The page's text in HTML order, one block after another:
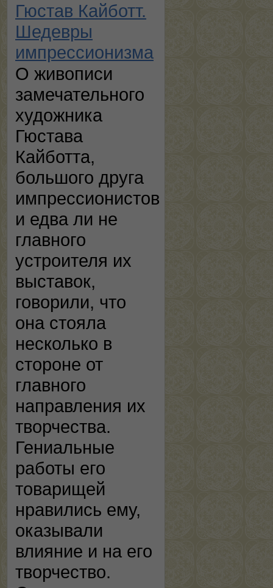
Гюстав Кайботт.
Шедевры
импрессионизма
О живописи
замечательного
художника
Гюстава
Кайботта,
большого друга
импрессионистов
и едва ли не
главного
устроителя их
выставок,
говорили, что
она стояла
несколько в
стороне от
главного
направления их
творчества.
Гениальные
работы его
товарищей
нравились ему,
оказывали
влияние и на его
творчество.